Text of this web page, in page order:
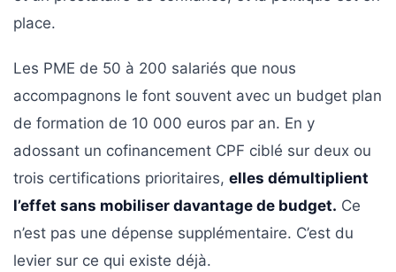
place.
Les PME de 50 à 200 salariés que nous
accompagnons le font souvent avec un budget plan
de formation de 10 000 euros par an. En y
adossant un cofinancement CPF ciblé sur deux ou
trois certifications prioritaires, elles démultiplient
l’effet sans mobiliser davantage de budget. Ce
n’est pas une dépense supplémentaire. C’est du
levier sur ce qui existe déjà.